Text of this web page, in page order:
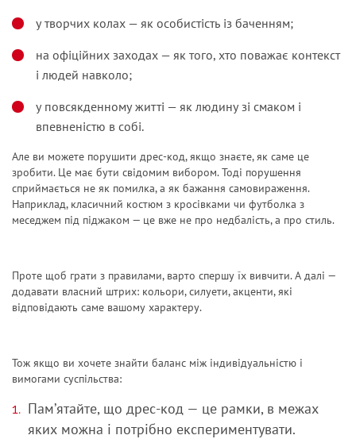
у творчих колах — як особистість із баченням;
на офіційних заходах — як того, хто поважає контекст
і людей навколо;
у повсякденному житті — як людину зі смаком і
впевненістю в собі.
Але ви можете порушити дрес-код, якщо знаєте, як саме це
зробити. Це має бути свідомим вибором. Тоді порушення
сприймається не як помилка, а як бажання самовираження.
Наприклад, класичний костюм з кросівками чи футболка з
меседжем під піджаком — це вже не про недбалість, а про стиль.
Проте щоб грати з правилами, варто спершу їх вивчити. А далі —
додавати власний штрих: кольори, силуети, акценти, які
відповідають саме вашому характеру.
Тож якщо ви хочете знайти баланс між індивідуальністю і
вимогами суспільства:
Пам’ятайте, що дрес-код — це рамки, в межах
яких можна і потрібно експериментувати.